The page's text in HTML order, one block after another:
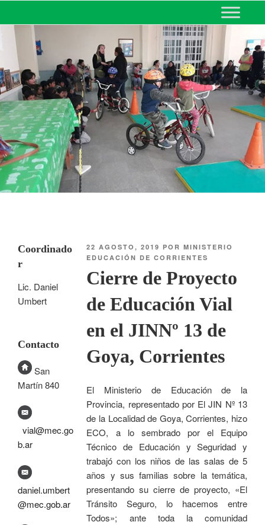
MINISTERIO DE EDUCACIÓN
DE CORRIENTES
22 AGOSTO, 2019 PORMINISTERIO
EDUCACIÓN DE CORRIENTES
Cierre de Proyecto
de Educación Vial
en el JINNº 13 de
Goya, Corrientes
El Ministerio de Educación de la
Provincia, representado por El JIN Nº 13
de la Localidad de Goya, Corrientes, hizo
ECO, a lo sembrado por el Equipo
Técnico de Educación y Seguridad y
trabajó con los niños de las salas de 5
años y sus familias sobre la temática,
presentando su cierre de proyecto, «El
Tránsito Seguro, lo hacemos entre
Todos»; ante toda la comunidad
Coordinado
r
Lic. Daniel
Umbert
Contacto
San
Martín 840
vial@mec.go
b.ar
daniel.umbert
@mec.gob.ar